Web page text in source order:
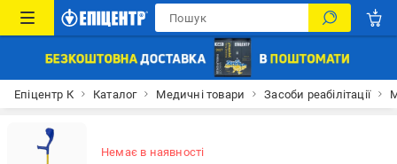
Епіцентр К Каталог Медичні товари Засоби реабілітації
Немає в наявності